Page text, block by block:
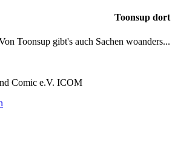
Toonsup dort
Toonsup gibt's auch Sachen woanders...
Comic e.V. ICOM